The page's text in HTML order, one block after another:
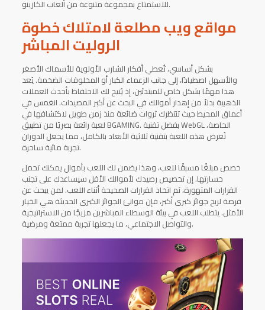
للاستمتاع بمجموعة متنوعة من ألعاب الكازينو.
مواقع ويب مطلعة لامتلاك خطوة
الروليت المباشر
بشكل أساسي، تُعطي أفكار الشارب الأولوية للأسماك الأصغر
والأسهل اصطيادًا، إلى جانب الزعماء الكبار أو المخلوقات الضخمة. يُعد
هذا مهمًا بشكل خاص للمبتدئين، إذ يُتيح لك الاحتفاظ بأحدث العملات
الذهبية بدلاً من إهدار أموالك في البحث عن أكبر المصيدات. انغمس في
أعماق المحيط حيث تنتظرك ثروات ضائعة منذ زمن طويل لاكتشافها في
لعبة رائعة بصريًا من تطبيق BGAMING. بفضل تقنية WebGL الخاصة،
تُعرض هذه اللعبة بتقنية ثلاثية الأبعاد بالكامل، مما يجعل الدوران
تجربة مائية ساحرة.
خصص مبلغًا مسبقًا للعب، وهذا يضمن لك اللعب بأموال يمكنك تحمل
خسارتها. إن تخصيص رصيدك لأموالك الأقل سيساعدك على تجنب
القرارات المتهورة، ثم اتخاذ القرارات الصحيحة أثناء اللعب. لمن يبحث عن
فرصة لربح جوائز كبرى أكبر، فإن موانئ الجوائز الكبرى الحديثة هي الخيار
الأمثل. يتطلب اللعب في بيئة الوسطاء المباشرين مزيجًا من الاستراتيجية
والتواصل الاجتماعي، ما يجعلها تجربة ممتعة ومرضية.